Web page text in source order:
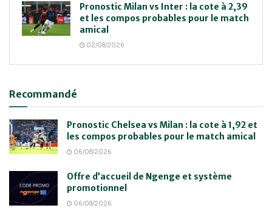
Pronostic Milan vs Inter : la cote à 2,39
et les compos probables pour le match
amical
02/08/2026
Recommandé
Pronostic Chelsea vs Milan : la cote à 1,92 et
les compos probables pour le match amical
06/08/2026
Offre d’accueil de Ngenge et système
promotionnel
06/08/2026